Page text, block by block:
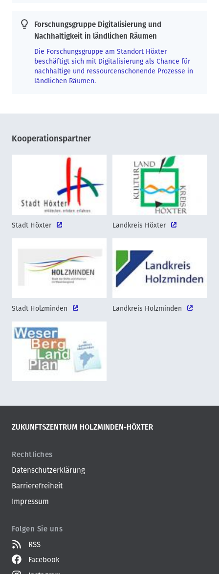
Forschungsgruppe Digitalisierung und
Nachhaltigkeit in ländlichen Räumen
Die Forschungsgruppe am Standort Höxter
beschäftigt sich mit Digitalisierung als Chance für
nachhaltige und ressourcenschonende Prozesse in
ländlichen Räumen.
Kooperationspartner
Stadt Höxter Landkreis Höxter
Stadt Holzminden Landkreis Holzminden
ZUKUNFTSZENTRUM HOLZMINDEN-HÖXTER
Rechtliches
Datenschutzerklärung
Barrierefreiheit
Impressum
Folgen Sie uns
RSS
Facebook